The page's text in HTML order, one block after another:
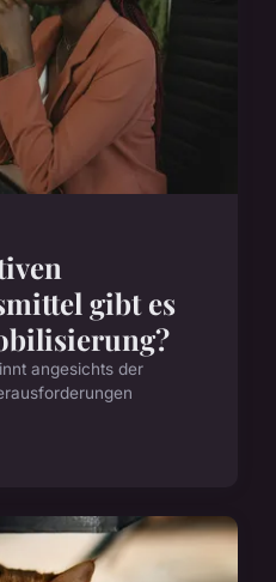
gibt es
angesichts der